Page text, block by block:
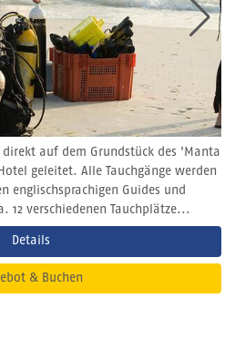
direkt auf dem Grundstück des 'Manta
geleitet. Alle Tauchgänge werden
englischsprachigen Guides und
12 verschiedenen Tauchplätze...
Details
& Buchen